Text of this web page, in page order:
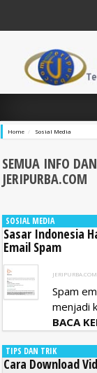
Home Sosial Media
SEMUA INFO
JERIPURBA.COM
SOSIAL MEDIA
Sasar Indonesia
Email Spam
JERIPURBA.COM
Spam
menjadi
BACA
TIPS DAN TRIK
Cara Download